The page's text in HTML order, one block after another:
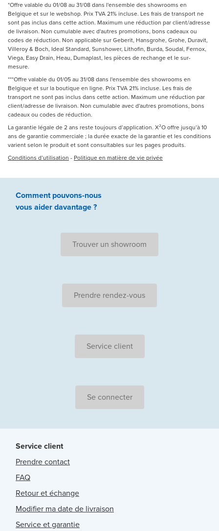
*Offre valable du 01/08 au 31/08 dans l'ensemble des showrooms en
Belgique et sur le webshop. Prix TVA 21% incluse. Les frais de transport ne
sont pas inclus dans cette action. Maximum une réduction par client/adresse
de livraison. Non cumulable avec d'autres promotions, bons cadeaux ou
codes de réduction. Non applicable sur Geberit, Hansgrohe, Grohe, Duravit,
Villeroy & Boch, Ideal Standard, Sunshower, Lithofin, Burda, Soudal, Fernox,
Viega, Easy Drain, Heau, Dumaplast, les pièces de rechange et le sur-
mesure.
***Offre valable du 01/05 au 31/08 dans l'ensemble des showrooms en
Belgique et sur la boutique en ligne. Prix TVA 21% incluse. Les frais de
transport ne sont pas inclus dans cette action. Maximum une réduction par
client/adresse de livraison. Non cumulable avec d'autres promotions, bons
cadeaux ou codes de réduction.
La garantie légale de 2 ans reste toujours d’application. X²O offre jusqu’à 10
ans de garantie commerciale ; la durée exacte de la garantie et les conditions
varient selon le produit et sont consultables sur les pages produits.
Conditions d’utilisation - Politique en matière de vie privée
Comment pouvons-nous
vous aiderdavantage ?
Trouver un showroom
Prendre rendez-vous
Service client
Se connecter
Service client
Prendre contact
FAQ
Retour et échange
Modifier ma date de livraison
Service et garantie